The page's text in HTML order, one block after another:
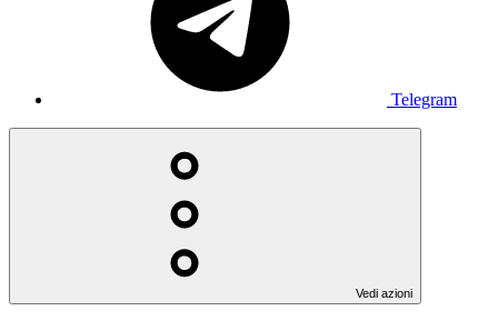
Telegram
Vedi azioni